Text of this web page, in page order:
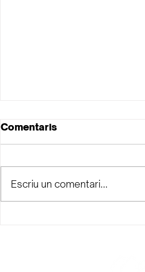
Comentaris
Escriu un comentari...